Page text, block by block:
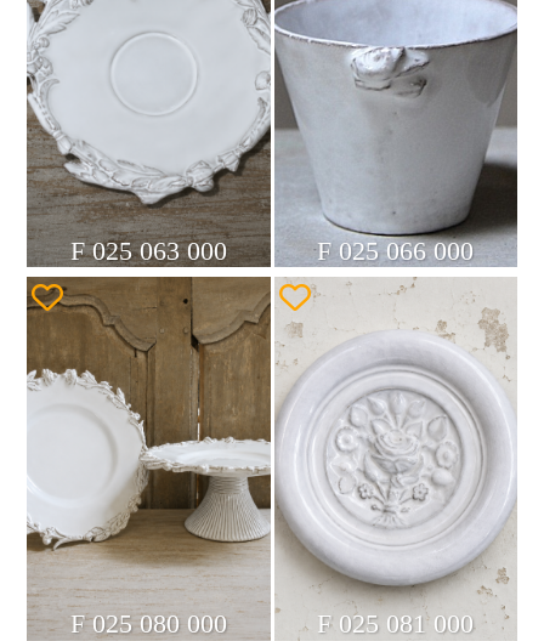
F 025 063 000 F 025 066 000
F 025 080 000 F 025 081 000